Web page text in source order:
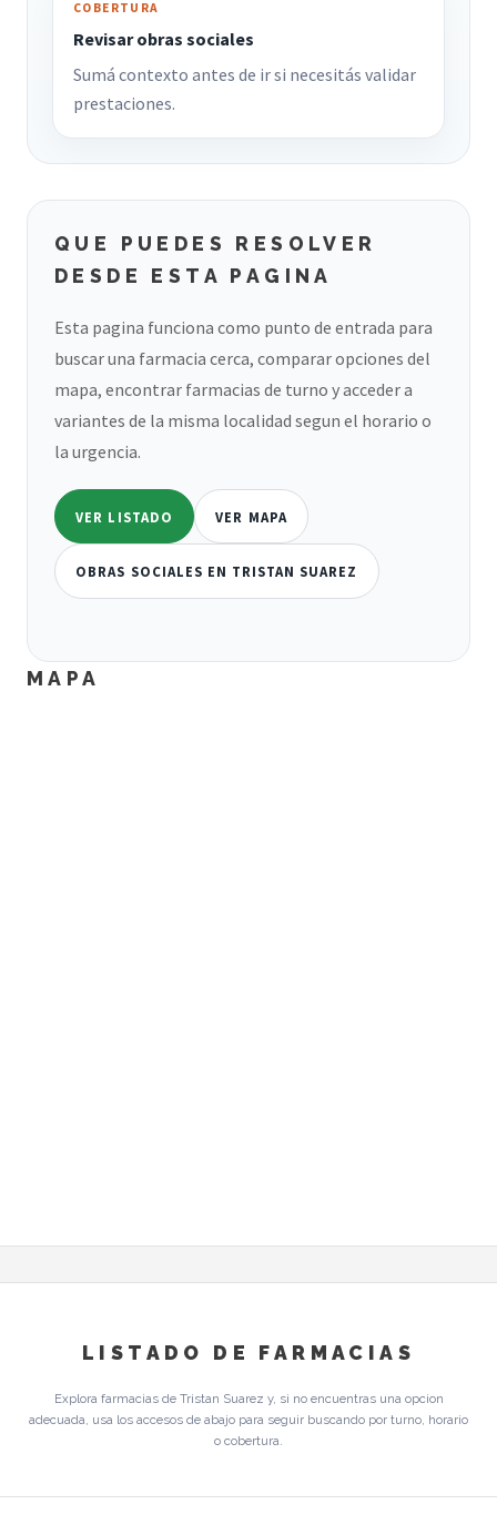
COBERTURA
Revisar obras sociales
Sumá contexto antes de ir si necesitás validar
prestaciones.
QUE PUEDES RESOLVER
DESDE ESTA PAGINA
Esta pagina funciona como punto de entrada para
buscar una farmacia cerca, comparar opciones del
mapa, encontrar farmacias de turno y acceder a
variantes de la misma localidad segun el horario o
la urgencia.
VER LISTADO VER MAPA
OBRAS SOCIALES EN TRISTAN SUAREZ
MAPA
LISTADO DE FARMACIAS
Explora farmacias de Tristan Suarez y, si no encuentras una opcion
adecuada, usa los accesos de abajo para seguir buscando por turno, horario
o cobertura.